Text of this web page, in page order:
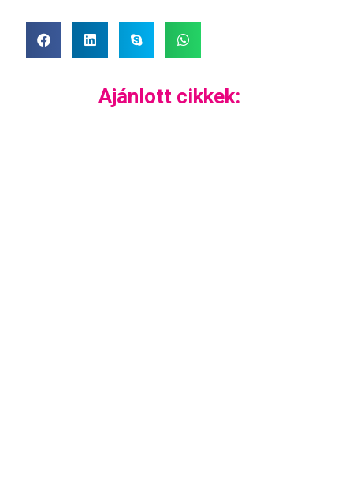
Ajánlott cikkek: